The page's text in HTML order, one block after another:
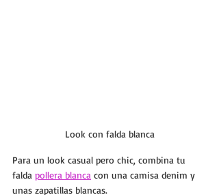
Look con falda blanca
Para un look casual pero chic, combina tu
falda pollera blanca con una camisa denim y
unas zapatillas blancas.